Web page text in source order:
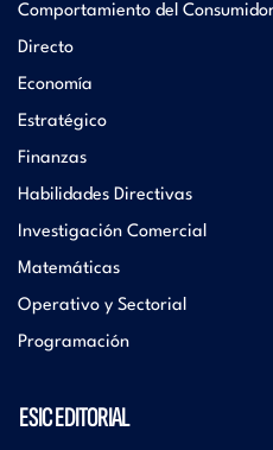
Comportamiento del
Directo
Economía
Estratégico
Finanzas
Habilidades Directivas
Investigación Comercial
Matemáticas
Operativo y Sectorial
Programación
ESIC EDITORIAL